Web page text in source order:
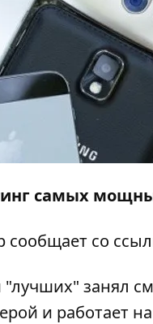
самых
сообщает со
"лучших" занял
и работает